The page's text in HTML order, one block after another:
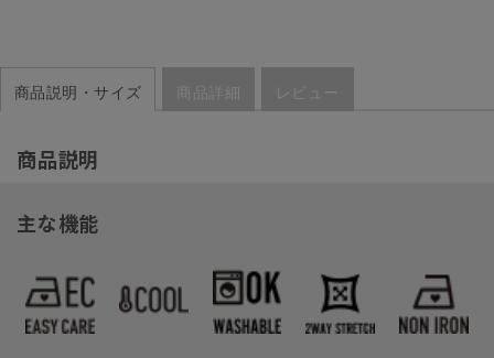
商品説明・サイズ 商品詳細 レビュー
商品説明
主な機能